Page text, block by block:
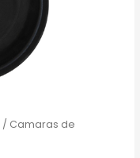
/ Camaras de